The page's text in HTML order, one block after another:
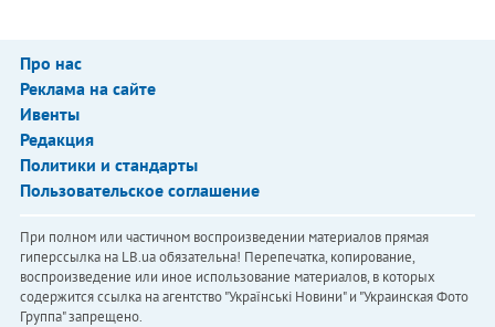
Про нас
Реклама на сайте
Ивенты
Редакция
Политики и стандарты
Пользовательское соглашение
При полном или частичном воспроизведении материалов прямая
гиперссылка на LB.ua обязательна! Перепечатка, копирование,
воспроизведение или иное использование материалов, в которых
содержится ссылка на агентство "Українськi Новини" и "Украинская Фото
Группа" запрещено.